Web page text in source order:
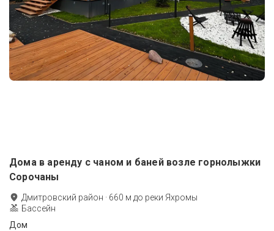
Дома в аренду с чаном и баней возле горнолыжки
Сорочаны
Дмитровский район · 660 м до реки Яхромы
Бассейн
Дом